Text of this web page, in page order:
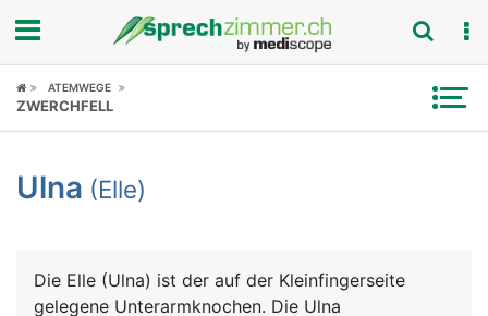
Fokus
Symptome
News
ATEMWEGE
ZWERCHFELL
Ulna (Elle)
Die Elle (Ulna) ist der auf der Kleinfingerseite
gelegene Unterarmknochen. Die Ulna